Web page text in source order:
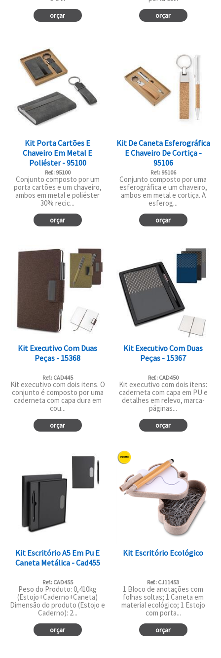
orçar orçar
Kit Porta Cartões E
Chaveiro Em Metal E
Poliéster - 95100
Ref.: 95100
Conjunto composto por um
porta cartões e um chaveiro,
ambos em metal e poliéster
30% recic...
orçar
Kit De Caneta Esferográfica
E Chaveiro De Cortiça -
95106
Ref.: 95106
Conjunto composto por uma
esferográfica e um chaveiro,
ambos em metal e cortiça. A
esferog...
orçar
Kit Executivo Com Duas
Peças - 15368
Ref.: CAD445
Kit executivo com dois itens. O
conjunto é composto por uma
caderneta com capa dura em
cou...
orçar
Kit Executivo Com Duas
Peças - 15367
Ref.: CAD450
Kit executivo com dois itens:
caderneta com capa em PU e
detalhes em relevo, marca-
páginas...
orçar
Kit Escritório A5 Em Pu E
Caneta Metálica - Cad455
Ref.: CAD455
Peso do Produto: 0,410kg
(Estojo+Caderno+Caneta)
Dimensão do produto (Estojo e
Caderno): 2...
orçar
Kit Escritório Ecológico
Ref.: CJ11453
1 Bloco de anotações com
folhas soltas; 1 Caneta em
material ecológico; 1 Estojo
com porta...
orçar